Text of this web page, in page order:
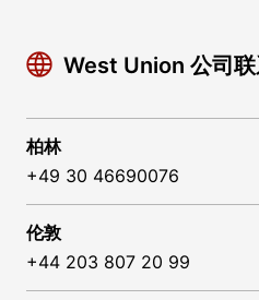
West Union 公司
柏林
+49 30 46690076
伦敦
+44 203 807 20 99